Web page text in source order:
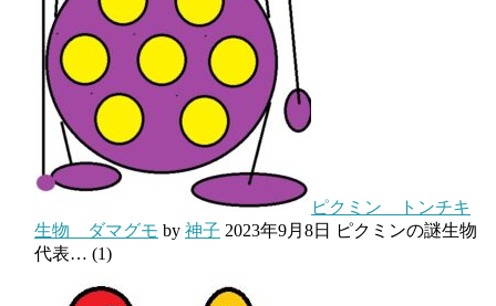
ピクミン トンチキ
生物 ダマグモ by 神子 2023年9月8日
ピクミンの謎生物
代表… (1)